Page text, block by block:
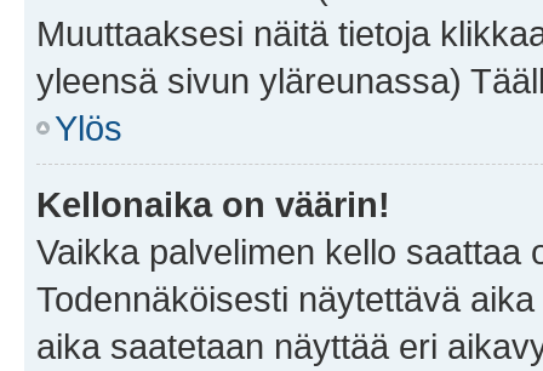
Muuttaaksesi näitä tietoja
yleensä sivun yläreunassa)
Ylös
Kellonaika on väärin!
Vaikka palvelimen kello saattaa
Todennäköisesti näytettävä
aika saatetaan näyttää eri